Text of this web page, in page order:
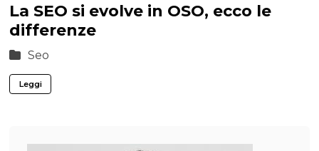
La SEO si evolve in OSO, ecco le
differenze
Seo
Leggi